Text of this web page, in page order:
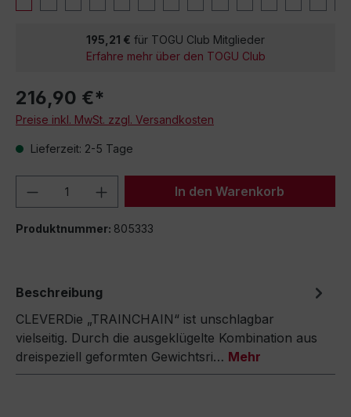
195,21 € für TOGU Club Mitglieder
Erfahre mehr über den TOGU Club
216,90 €*
Preise inkl. MwSt. zzgl. Versandkosten
Lieferzeit: 2-5 Tage
Produkt Anzahl: Gib denIn den Warenkorb
Produktnummer: 805333
Beschreibung
CLEVERDie „TRAINCHAIN“ ist unschlagbar
vielseitig. Durch die ausgeklügelte Kombination aus
dreispeziell geformten Gewichtsri… Mehr